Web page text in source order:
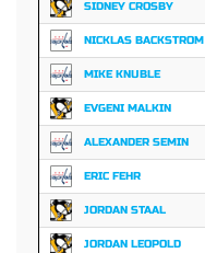
SIDNEY CROSBY
NICKLAS BACKSTROM
MIKE KNUBLE
EVGENI MALKIN
ALEXANDER SEMIN
ERIC FEHR
JORDAN STAAL
JORDAN LEOPOLD